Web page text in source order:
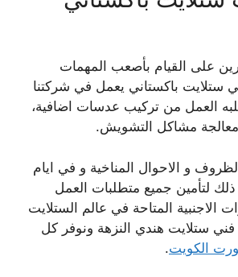
على القيام بأصعب المهمات
ستلايت باكستاني يعمل في شركتنا
العمل من تركيب عدسات اضافية،
مشاكل التشويش.
و الاحوال المناخية و في ايام
لتأمين جميع متطلبات العمل
الاجنبية المتاحة في عالم الستلايت
ستلايت هندي النزهة ونوفر كل
الكويت.